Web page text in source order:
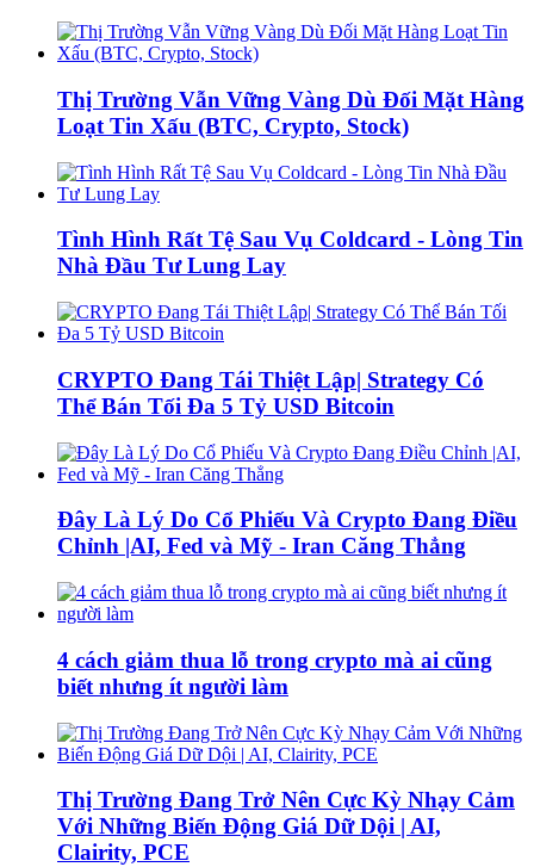
Thị Trường Vẫn Vững Vàng Dù Đối Mặt Hàng
Loạt Tin Xấu (BTC, Crypto, Stock)
Tình Hình Rất Tệ Sau Vụ Coldcard - Lòng Tin
Nhà Đầu Tư Lung Lay
CRYPTO Đang Tái Thiệt Lập| Strategy Có
Thể Bán Tối Đa 5 Tỷ USD Bitcoin
Đây Là Lý Do Cổ Phiếu Và Crypto Đang Điều
Chỉnh |AI, Fed và Mỹ - Iran Căng Thẳng
4 cách giảm thua lỗ trong crypto mà ai cũng
biết nhưng ít người làm
Thị Trường Đang Trở Nên Cực Kỳ Nhạy Cảm
Với Những Biến Động Giá Dữ Dội | AI,
Clairity, PCE